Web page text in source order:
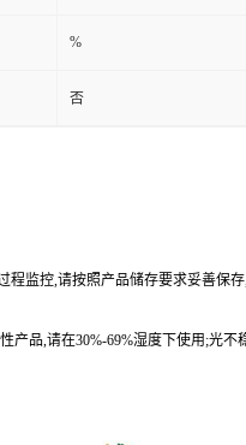
%
否
程监控,请按照产品储存要求妥善保
产品,请在30%-69%湿度下使用;光